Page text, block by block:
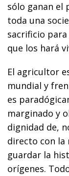
sólo ganan el
toda una
sacrificio
que los hará
El agricultor
mundial y
es
marginado y
dignidad de,
directo con la
guardar la
orígenes.